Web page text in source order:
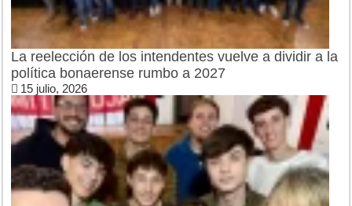
La reelección de los intendentes vuelve a dividir a la
política bonaerense rumbo a 2027
15 julio, 2026